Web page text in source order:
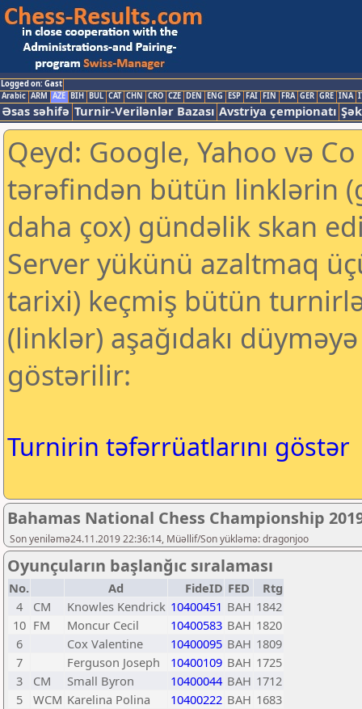
Logged on: Gast
Arabic ARM AZE BIH BUL CAT CHN CRO CZE DEN ENG ESP FAI FIN FRA GER GRE INA
Əsas səhifə Turnir-Verilənlər Bazası Avstriya çempionatı
Qeyd: Google, Yahoo və
tərəfindən bütün linklərin
daha çox) gündəlik skan
Server yükünü azaltmaq
tarixi) keçmiş bütün
(linklər) aşağıdakı
göstərilir:
Turnirin təfərrüatlarını göstər
Bahamas National Chess Championship
Son yeniləmə24.11.2019 22:36:14, Müəllif/Son yükləmə: dragonjoo
Oyunçuların başlanğıc sıralaması
No. Ad FideID FED
Rtg
4
CM Knowles Kendrick 10400451 BAH 1842
10 FM Moncur Cecil 10400583 BAH 1820
6
Cox Valentine 10400095 BAH 1809
7
Ferguson Joseph 10400109 BAH 1725
3
CM Small Byron 10400044 BAH 1712
5
WCM Karelina Polina 10400222 BAH 1683